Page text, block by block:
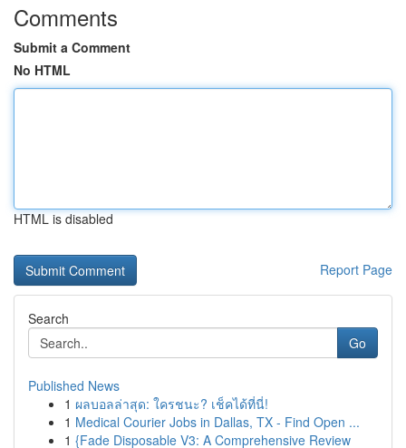
Comments
Submit a Comment
No HTML
HTML is disabled
Report Page
Search
Go
Published News
1 ผลบอลล่าสุด: ใครชนะ? เช็คได้ที่นี่!
1 Medical Courier Jobs in Dallas, TX - Find Open ...
1 {Fade Disposable V3: A Comprehensive Review